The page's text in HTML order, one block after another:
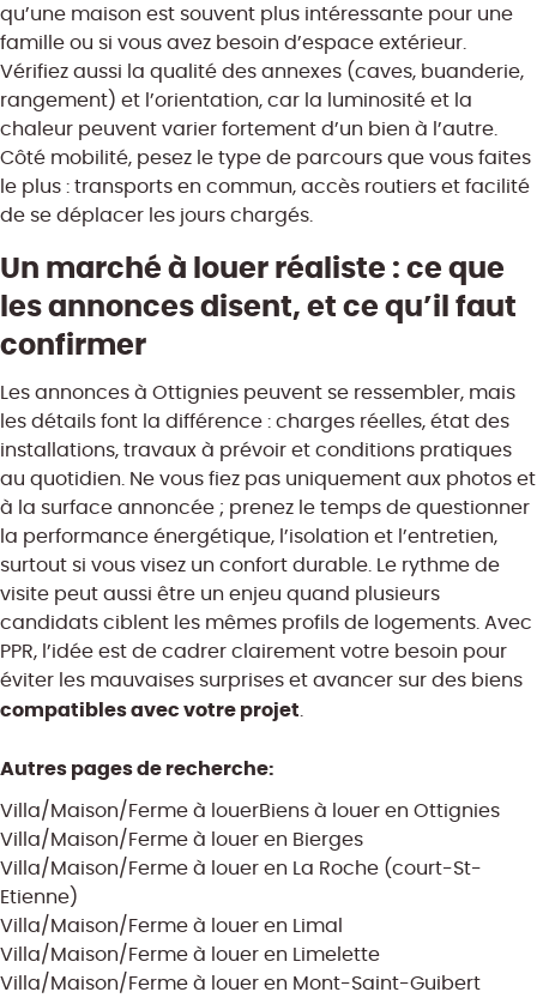
qu’une maison est souvent plus intéressante pour une
famille ou si vous avez besoin d’espace extérieur.
Vérifiez aussi la qualité des annexes (caves, buanderie,
rangement) et l’orientation, car la luminosité et la
chaleur peuvent varier fortement d’un bien à l’autre.
Côté mobilité, pesez le type de parcours que vous faites
le plus : transports en commun, accès routiers et facilité
de se déplacer les jours chargés.
Un marché à louer réaliste : ce que
les annonces disent, et ce qu’il faut
confirmer
Les annonces à Ottignies peuvent se ressembler, mais
les détails font la différence : charges réelles, état des
installations, travaux à prévoir et conditions pratiques
au quotidien. Ne vous fiez pas uniquement aux photos et
à la surface annoncée ; prenez le temps de questionner
la performance énergétique, l’isolation et l’entretien,
surtout si vous visez un confort durable. Le rythme de
visite peut aussi être un enjeu quand plusieurs
candidats ciblent les mêmes profils de logements. Avec
PPR, l’idée est de cadrer clairement votre besoin pour
éviter les mauvaises surprises et avancer sur des biens
compatibles avec votre projet.
Autres pages de recherche:
Villa/Maison/Ferme à louerBiens à louer en Ottignies
Villa/Maison/Ferme à louer en Bierges
Villa/Maison/Ferme à louer en La Roche (court-St-
Etienne)
Villa/Maison/Ferme à louer en Limal
Villa/Maison/Ferme à louer en Limelette
Villa/Maison/Ferme à louer en Mont-Saint-Guibert